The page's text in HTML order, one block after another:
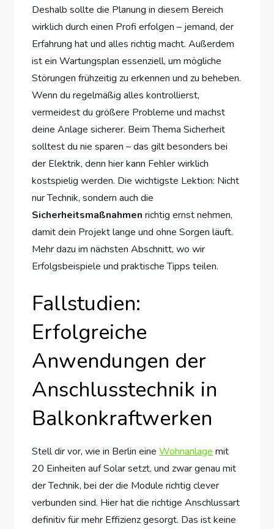
Deshalb sollte die Planung in diesem Bereich
wirklich durch einen Profi erfolgen – jemand, der
Erfahrung hat und alles richtig macht. Außerdem
ist ein Wartungsplan essenziell, um mögliche
Störungen frühzeitig zu erkennen und zu beheben.
Wenn du regelmäßig alles kontrollierst,
vermeidest du größere Probleme und machst
deine Anlage sicherer. Beim Thema Sicherheit
solltest du nie sparen – das gilt besonders bei
der Elektrik, denn hier kann Fehler wirklich
kostspielig werden. Die wichtigste Lektion: Nicht
nur Technik, sondern auch die
Sicherheitsmaßnahmen richtig ernst nehmen,
damit dein Projekt lange und ohne Sorgen läuft.
Mehr dazu im nächsten Abschnitt, wo wir
Erfolgsbeispiele und praktische Tipps teilen.
Fallstudien:
Erfolgreiche
Anwendungen der
Anschlusstechnik in
Balkonkraftwerken
Stell dir vor, wie in Berlin eineWohnanlage mit
20 Einheiten auf Solar setzt, und zwar genau mit
der Technik, bei der die Module richtig clever
verbunden sind. Hier hat die richtige Anschlussart
definitiv für mehr Effizienz gesorgt. Das ist keine